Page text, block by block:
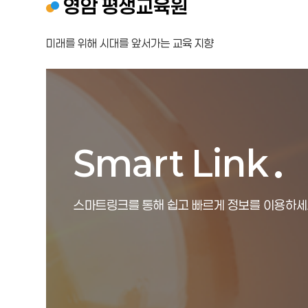
영암 평생교육원
미래를 위해 시대를 앞서가는 교육 지향
Smart Link
스마트링크를 통해 쉽고 빠르게 정보를 이용하